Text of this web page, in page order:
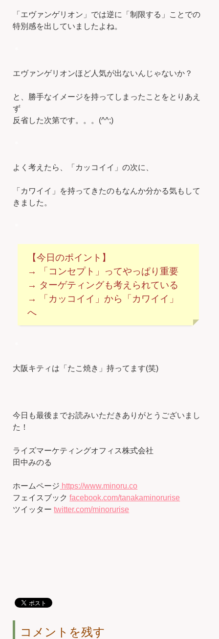
「エヴァンゲリオン」では逆に「制限する」ことでの
特別感を出していましたよね。
エヴァンゲリオンほど人気が出ないんじゃないか？
と、勝手なイメージを持ってしまったことをとりあえ
ず
反省した次第です。。。(^^;)
よく考えたら、「カッコイイ」の次に、
「カワイイ」を持ってきたのもなんか分かる気もして
きました。
【今日のポイント】
→ 「コンセプト」ってやっぱり重要
→ ターゲティングも考えられている
→ 「カッコイイ」から「カワイイ」
へ
大阪キティは「たこ焼き」持ってます(笑)
今日も最後までお読みいただきありがとうございまし
た！
ライズマーケティングオフィス株式会社
田中みのる
ホームページ https://www.minoru.co
フェイスブックfacebook.com/tanakaminorurise
ツイッターtwitter.com/minorurise
コメントを残す